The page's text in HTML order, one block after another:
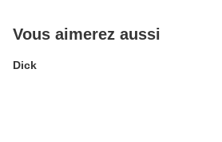
Vous aimerez aussi
Dick